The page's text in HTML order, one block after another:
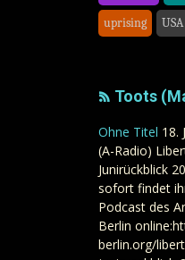
uprising USA
Toots
Ohne Titel 18.
(A-Radio)
Junirückblick
sofort findet
Podcast des
Berlin
berlin.org/